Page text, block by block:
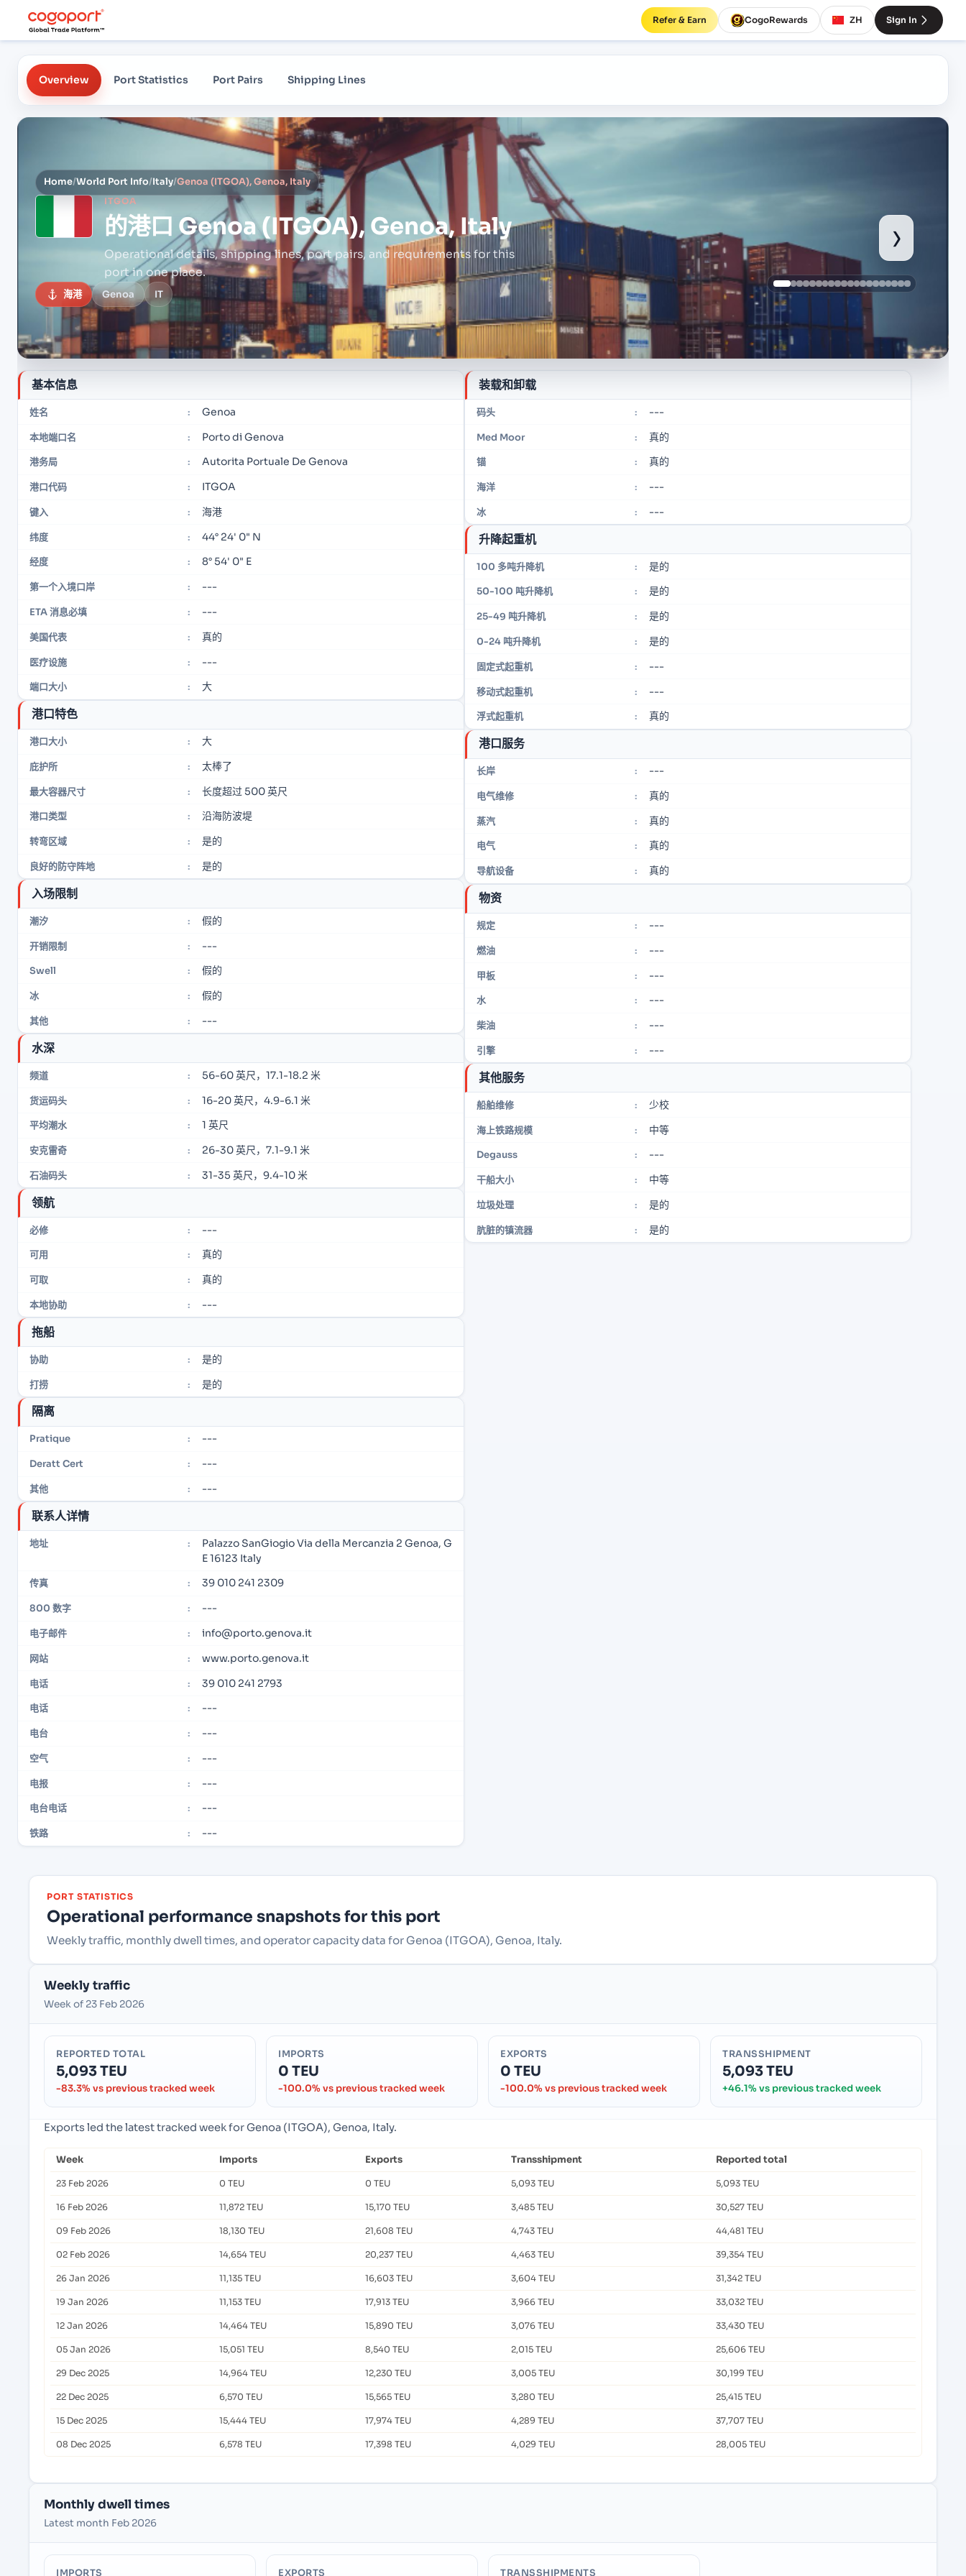
Refer & Earn CogoRewards ZH Sign In
Overview Port Statistics Port Pairs Shipping Lines
Home/World Port Info/Italy/Genoa (ITGOA), Genoa, Italy
ITGOA
的港口 Genoa (ITGOA), Genoa, Italy
Operational details, shipping lines, port pairs, and requirements for this
port in one place.
海港 Genoa IT
›
基本信息
姓名 : Genoa
本地端口名 : Porto di Genova
港务局 : Autorita Portuale De Genova
港口代码 : ITGOA
键入 : 海港
纬度 : 44° 24' 0" N
经度 : 8° 54' 0" E
第一个入境口岸 : ---
ETA 消息必填 : ---
美国代表 : 真的
医疗设施 : ---
端口大小 : 大
港口特色
港口大小 : 大
庇护所 : 太棒了
最大容器尺寸 : 长度超过 500 英尺
港口类型 : 沿海防波堤
转弯区域 : 是的
良好的防守阵地 : 是的
入场限制
潮汐 : 假的
开销限制 : ---
Swell : 假的
冰 : 假的
其他 : ---
水深
频道 : 56-60 英尺，17.1-18.2 米
货运码头 : 16-20 英尺，4.9-6.1 米
平均潮水 : 1 英尺
安克雷奇 : 26-30 英尺，7.1-9.1 米
石油码头 : 31-35 英尺，9.4-10 米
领航
必修 : ---
可用 : 真的
可取 : 真的
本地协助 : ---
拖船
协助 : 是的
打捞 : 是的
隔离
Pratique : ---
Deratt Cert : ---
其他 : ---
联系人详情
地址 :
Palazzo SanGiogio Via della Mercanzia 2 Genoa, G
E 16123 Italy
传真 : 39 010 241 2309
800 数字 : ---
电子邮件 : info@porto.genova.it
网站 : www.porto.genova.it
电话 : 39 010 241 2793
电话 : ---
电台 : ---
空气 : ---
电报 : ---
电台电话 : ---
铁路 : ---
装载和卸载
码头 : ---
Med Moor : 真的
锚 : 真的
海洋 : ---
冰 : ---
升降起重机
100 多吨升降机 : 是的
50-100 吨升降机 : 是的
25-49 吨升降机 : 是的
0-24 吨升降机 : 是的
固定式起重机 : ---
移动式起重机 : ---
浮式起重机 : 真的
港口服务
长岸 : ---
电气维修 : 真的
蒸汽 : 真的
电气 : 真的
导航设备 : 真的
物资
规定 : ---
燃油 : ---
甲板 : ---
水 : ---
柴油 : ---
引擎 : ---
其他服务
船舶维修 : 少校
海上铁路规模 : 中等
Degauss : ---
干船大小 : 中等
垃圾处理 : 是的
肮脏的镇流器 : 是的
PORT STATISTICS
Operational performance snapshots for this port
Weekly traffic, monthly dwell times, and operator capacity data for Genoa (ITGOA), Genoa, Italy.
Weekly traffic
Week of 23 Feb 2026
REPORTED TOTAL
5,093 TEU
-83.3% vs previous tracked week
IMPORTS
0 TEU
-100.0% vs previous tracked week
EXPORTS
0 TEU
-100.0% vs previous tracked week
TRANSSHIPMENT
5,093 TEU
+46.1% vs previous tracked week
Exports led the latest tracked week for Genoa (ITGOA), Genoa, Italy.
Week Imports Exports Transshipment Reported total
23 Feb 2026 0 TEU 0 TEU 5,093 TEU 5,093 TEU
16 Feb 2026 11,872 TEU 15,170 TEU 3,485 TEU 30,527 TEU
09 Feb 2026 18,130 TEU 21,608 TEU 4,743 TEU 44,481 TEU
02 Feb 2026 14,654 TEU 20,237 TEU 4,463 TEU 39,354 TEU
26 Jan 2026 11,135 TEU 16,603 TEU 3,604 TEU 31,342 TEU
19 Jan 2026 11,153 TEU 17,913 TEU 3,966 TEU 33,032 TEU
12 Jan 2026 14,464 TEU 15,890 TEU 3,076 TEU 33,430 TEU
05 Jan 2026 15,051 TEU 8,540 TEU 2,015 TEU 25,606 TEU
29 Dec 2025 14,964 TEU 12,230 TEU 3,005 TEU 30,199 TEU
22 Dec 2025 6,570 TEU 15,565 TEU 3,280 TEU 25,415 TEU
15 Dec 2025 15,444 TEU 17,974 TEU 4,289 TEU 37,707 TEU
08 Dec 2025 6,578 TEU 17,398 TEU 4,029 TEU 28,005 TEU
Monthly dwell times
Latest month Feb 2026
IMPORTS EXPORTS TRANSSHIPMENTS